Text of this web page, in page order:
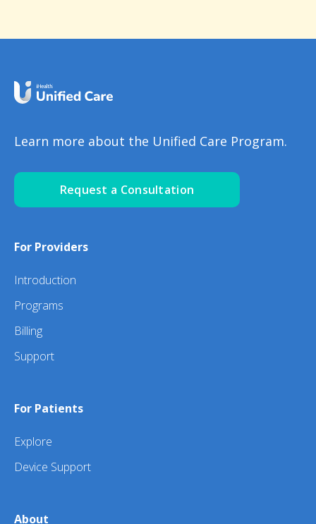
Learn more about the Unified Care Program.
Request a Consultation
For Providers
Introduction
Programs
Billing
Support
For Patients
Explore
Device Support
About